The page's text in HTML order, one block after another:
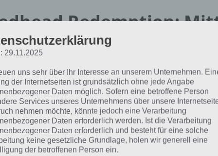
Redemption:
Apokalypse
Redhead Redemption ist ein
wobei die rotköpfige May und
Level und Welten laufen. Dabei
Waffe in der Hand, mit welcher
werden müssen.
Für die Steuerung gibt es zwei
29.11.2025
uns sehr über Ihr Interesse an unserem Unternehmen.
der Internetseiten ist grundsätzlich ohne jede Angabe
Daten möglich. Sofern eine betroffene Person
Services unseres Unternehmens über unsere
nehmen möchte, könnte jedoch eine Verarbeitung
Daten erforderlich werden. Ist die Verarbeitung
Daten erforderlich und besteht für eine solche
keine gesetzliche Grundlage, holen wir generell eine
der betroffenen Person ein.